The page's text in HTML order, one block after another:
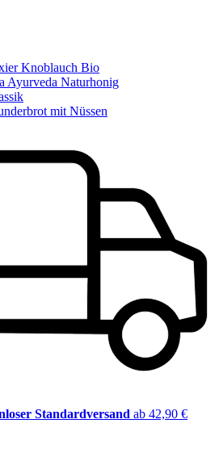
Knoblauch Bio
Ayurveda Naturhonig
mit Nüssen
Standardversand ab 42,90 €